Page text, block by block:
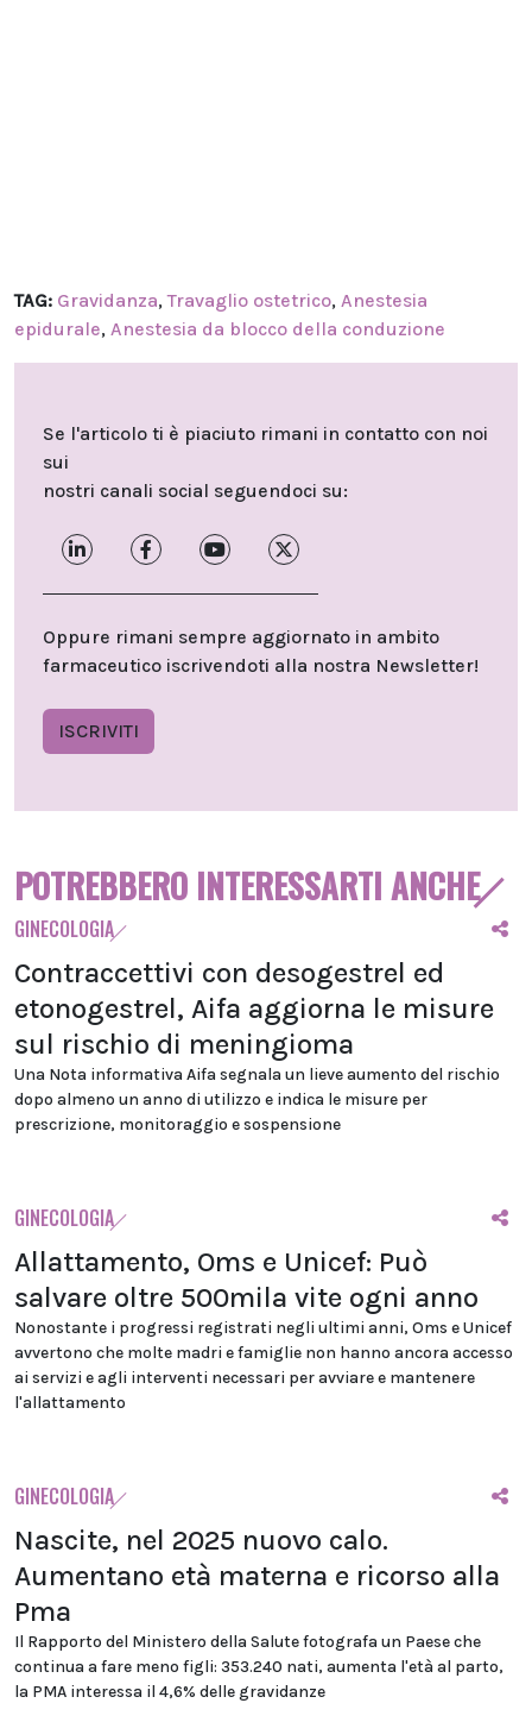
TAG: Gravidanza,Travaglio ostetrico, Anestesia
epidurale, Anestesia da blocco della conduzione
Se l'articolo ti è piaciuto rimani in contatto con noi
sui
nostri canali social seguendoci su:
Oppure rimani sempre aggiornato in ambito
farmaceutico iscrivendoti alla nostra Newsletter!
ISCRIVITI
POTREBBERO INTERESSARTI ANCHE
GINECOLOGIA
Contraccettivi con desogestrel ed
etonogestrel, Aifa aggiorna le misure
sul rischio di meningioma
Una Nota informativa Aifa segnala un lieve aumento del rischio
dopo almeno un anno di utilizzo e indica le misure per
prescrizione, monitoraggio e sospensione
GINECOLOGIA
Allattamento, Oms e Unicef: Può
salvare oltre 500mila vite ogni anno
Nonostante i progressi registrati negli ultimi anni, Oms e Unicef
avvertono che molte madri e famiglie non hanno ancora accesso
ai servizi e agli interventi necessari per avviare e mantenere
l'allattamento
GINECOLOGIA
Nascite, nel 2025 nuovo calo.
Aumentano età materna e ricorso alla
Pma
Il Rapporto del Ministero della Salute fotografa un Paese che
continua a fare meno figli: 353.240 nati, aumenta l'età al parto,
la PMA interessa il 4,6% delle gravidanze